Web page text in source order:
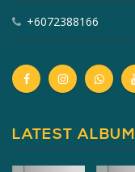
+6072388166
LATEST ALBUM